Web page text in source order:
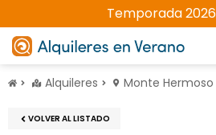
Temporada
Alquileres Monte Hermoso
VOLVER AL LISTADO